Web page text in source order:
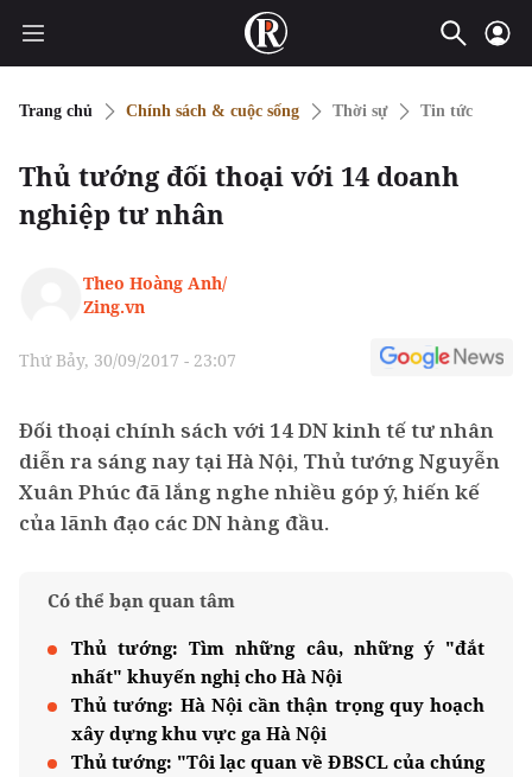
Trang chủ Chính sách & cuộc sống Thời sự Tin tức
Thủ tướng đối thoại với 14 doanh
nghiệp tư nhân
Theo Hoàng Anh/
Zing.vn
Thứ Bảy, 30/09/2017 - 23:07
Đối thoại chính sách với 14 DN kinh tế tư nhân
diễn ra sáng nay tại Hà Nội, Thủ tướng Nguyễn
Xuân Phúc đã lắng nghe nhiều góp ý, hiến kế
của lãnh đạo các DN hàng đầu.
Có thể bạn quan tâm
Thủ tướng: Tìm những câu, những ý "đắt
nhất" khuyến nghị cho Hà Nội
Thủ tướng: Hà Nội cần thận trọng quy hoạch
xây dựng khu vực ga Hà Nội
Thủ tướng: "Tôi lạc quan về ĐBSCL của chúng